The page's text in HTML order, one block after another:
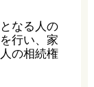
なる人の
行い、家
の相続権